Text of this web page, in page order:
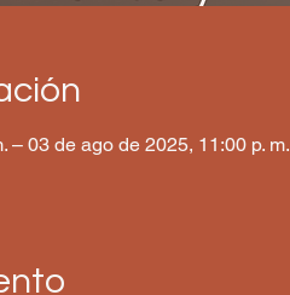
– 03 de ago de 2025, 11:00 p. m.